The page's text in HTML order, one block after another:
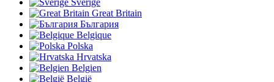
Sverige
Great Britain
България
Belgique
Polska
Hrvatska
Belgien
België